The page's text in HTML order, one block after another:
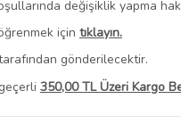
değişiklik yapma
için tıklayın.
gönderilecektir.
350,00 TL Üzeri Kargo
Görüntüle